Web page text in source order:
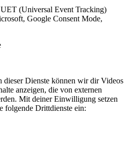
(Universal Event Tracking)
Google Consent Mode,
dieser Dienste können wir dir Videos
anzeigen, die von externen
Mit deiner Einwilligung setzen
folgende Drittdienste ein: